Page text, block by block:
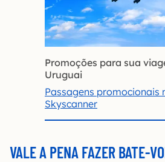
Promoções para sua
Uruguai
Passagens promocionais
Skyscanner
VALE A PENA FAZER BATE-